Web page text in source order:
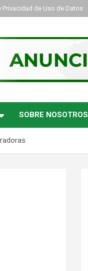
Privacidad de Uso de Datos
SOBRE NOSOTROS